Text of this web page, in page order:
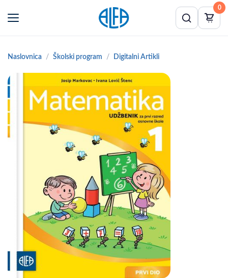
0
Naslovnica Školski program Digitalni Artikli